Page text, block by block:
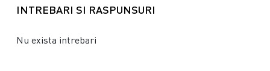
INTREBARI SI RASPUNSURI
Nu exista intrebari